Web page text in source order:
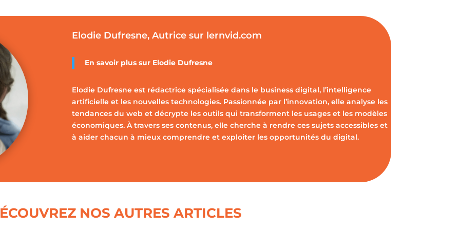
Elodie Dufresne, Autrice sur lernvid.com
En savoir plus sur Elodie Dufresne
Elodie Dufresne est rédactrice spécialisée dans le business digital, l’intelligence
artificielle et les nouvelles technologies. Passionnée par l’innovation, elle analyse les
tendances du web et décrypte les outils qui transforment les usages et les modèles
économiques. À travers ses contenus, elle cherche à rendre ces sujets accessibles et
à aider chacun à mieux comprendre et exploiter les opportunités du digital.
NOS AUTRES ARTICLES